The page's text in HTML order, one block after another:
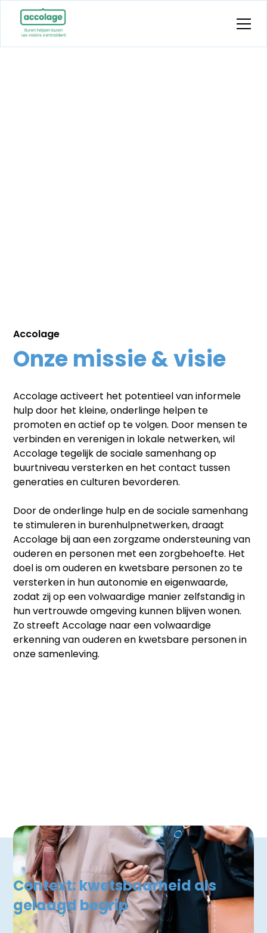
Accolage
Onze missie & visie
Accolage activeert het potentieel van informele
hulp door het kleine, onderlinge helpen te
promoten en actief op te volgen. Door mensen te
verbinden en verenigen in lokale netwerken, wil
Accolage tegelijk de sociale samenhang op
buurtniveau versterken en het contact tussen
generaties en culturen bevorderen.
Door de onderlinge hulp en de sociale samenhang
te stimuleren in burenhulpnetwerken, draagt
Accolage bij aan een zorgzame ondersteuning van
ouderen en personen met een zorgbehoefte. Het
doel is om ouderen en kwetsbare personen zo te
versterken in hun autonomie en eigenwaarde,
zodat zij op een volwaardige manier zelfstandig in
hun vertrouwde omgeving kunnen blijven wonen.
Zo streeft Accolage naar een volwaardige
erkenning van ouderen en kwetsbare personen in
onze samenleving.
Context: kwetsbaarheid als
gelaagd begrip